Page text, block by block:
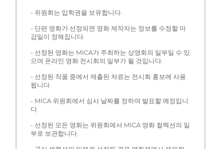
- 위원회는 입학권을 보유합니다.
- 단편 영화가 선정되면 영화 제작자는 정보를 수정할 마
감일이 정해집니다.
- 선정된 영화는 MICA가 주최하는 상영회의 일부일 수 있
으며 온라인 영화 전시회의 일부가 될 것입니다.
- 선정된 작품 중에서 제출된 자료는 전시회 홍보에 사용
됩니다.
- MICA 위원회에서 심사 날짜를 정하여 발표할 예정입니
다.
- 선정된 모든 영화는 위원회에서 MICA 영화 컬렉션의 일
부로 보관합니다.